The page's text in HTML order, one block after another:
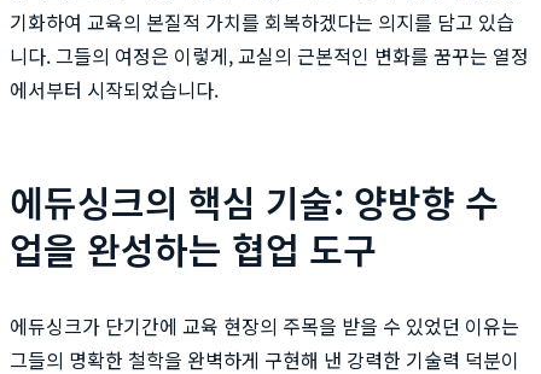
기화하여 교육의 본질적 가치를 회복하겠다는 의지를 담고 있습
니다. 그들의 여정은 이렇게, 교실의 근본적인 변화를 꿈꾸는 열정
에서부터 시작되었습니다.
에듀싱크의 핵심 기술: 양방향 수
업을 완성하는 협업 도구
에듀싱크가 단기간에 교육 현장의 주목을 받을 수 있었던 이유는
그들의 명확한 철학을 완벽하게 구현해 낸 강력한 기술력 덕분이